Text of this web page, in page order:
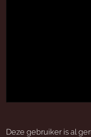
Deze gebruiker is al